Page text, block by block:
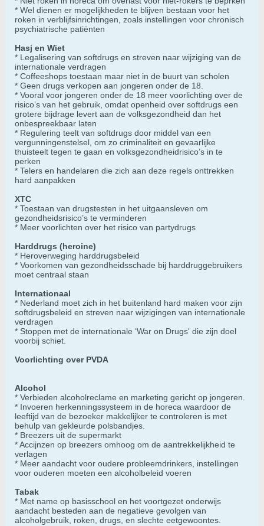
* Wel dienen er mogelijkheden te blijven bestaan voor het
roken in verblijfsinrichtingen, zoals instellingen voor chronisch
psychiatrische patiënten
Hasj en Wiet
* Legalisering van softdrugs en streven naar wijziging van de
internationale verdragen
* Coffeeshops toestaan maar niet in de buurt van scholen
* Geen drugs verkopen aan jongeren onder de 18.
* Vooral voor jongeren onder de 18 meer voorlichting over de
risico’s van het gebruik, omdat openheid over softdrugs een
grotere bijdrage levert aan de volksgezondheid dan het
onbespreekbaar laten
* Regulering teelt van softdrugs door middel van een
vergunningenstelsel, om zo criminaliteit en gevaarlijke
thuisteelt tegen te gaan en volksgezondheidrisico’s in te
perken
* Telers en handelaren die zich aan deze regels onttrekken
hard aanpakken
XTC
* Toestaan van drugstesten in het uitgaansleven om
gezondheidsrisico’s te verminderen
* Meer voorlichten over het risico van partydrugs
Harddrugs (heroine)
* Heroverweging harddrugsbeleid
* Voorkomen van gezondheidsschade bij harddruggebruikers
moet centraal staan
Internationaal
* Nederland moet zich in het buitenland hard maken voor zijn
softdrugsbeleid en streven naar wijzigingen van internationale
verdragen
* Stoppen met de internationale ‘War on Drugs' die zijn doel
voorbij schiet.
Voorlichting over PVDA
Alcohol
* Verbieden alcoholreclame en marketing gericht op jongeren.
* Invoeren herkenningssysteem in de horeca waardoor de
leeftijd van de bezoeker makkelijker te controleren is met
behulp van gekleurde polsbandjes.
* Breezers uit de supermarkt
* Accijnzen op breezers omhoog om de aantrekkelijkheid te
verlagen
* Meer aandacht voor oudere probleemdrinkers, instellingen
voor ouderen moeten een alcoholbeleid voeren
Tabak
* Met name op basisschool en het voortgezet onderwijs
aandacht besteden aan de negatieve gevolgen van
alcoholgebruik, roken, drugs, en slechte eetgewoontes.